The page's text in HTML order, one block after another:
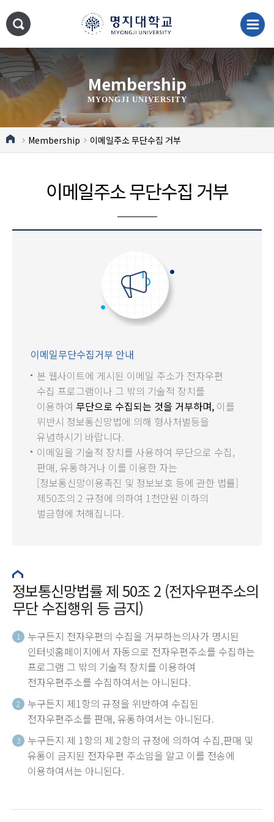
Membership
MYONGJI UNIVERSITY
Membership 이메일주소 무단수집 거부
이메일주소 무단수집 거부
이메일무단수집거부 안내
본 웹사이트에 게시된 이메일 주소가 전자우편
수집 프로그램이나 그 밖의 기술적 장치를
이용하여 무단으로 수집되는 것을 거부하며, 이를
위반시 정보통신망법에 의해 형사처벌등을
유념하시기 바랍니다.
이메일을 기술적 장치를 사용하여 무단으로 수집,
판매, 유통하거나 이를 이용한 자는
[정보통신망이용촉진 및 정보보호 등에 관한 법률]
제50조의 2 규정에 의하여 1천만원 이하의
벌금형에 처해집니다.
정보통신망법률 제 50조 2 (전자우편주소의
무단 수집행위 등 금지)
1
누구든지 전자우편의 수집을 거부하는의사가 명시된
인터넷홈페이지에서 자동으로 전자우편주소를 수집하는
프로그램 그 밖의 기술적 장치를 이용하여
전자우편주소를 수집하여서는 아니된다.
2
누구든지 제1항의 규정을 위반하여 수집된
전자우편주소를 판매, 유통하여서는 아니된다.
3
누구든지 제 1항의 제 2항의 규정에 의하여 수집,판매 및
유통이 금지된 전자우편 주소임을 알고 이를 전송에
이용하여서는 아니된다.